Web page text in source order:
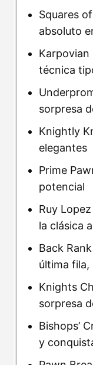
Squares
absoluto
Karpovian
técnica
sorpresa
Knightly
elegantes
Prime
potencial
Ruy
la clásica
Back
última fila,
Knights
sorpresa
Bishops’
y